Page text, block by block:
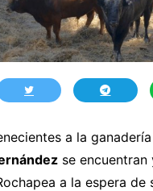
a la
se encuentran
a la espera de